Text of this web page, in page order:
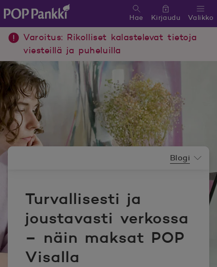
POP Pankki, etusivulle
Valikko
Hae Kirjaudu
Varoitus: Rikolliset kalastelevat tietoja
viesteillä ja puheluilla
Turvallisesti ja
joustavasti verkossa
– näin maksat POP
Visalla
Blogi